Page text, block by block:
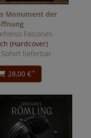
Monument der
Falcones
(Hardcover)
Sofort lieferbar
28,00 €*